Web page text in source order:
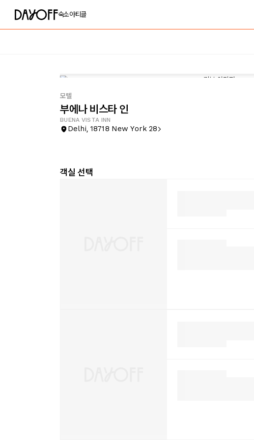
숙소아티클
모텔
부에나 비스타 인
BUENA VISTA INN
Delhi, 18718 New York 28
객실 선택